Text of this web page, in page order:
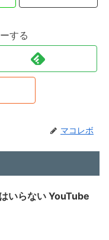
する
マコレボ
いらない YouTube